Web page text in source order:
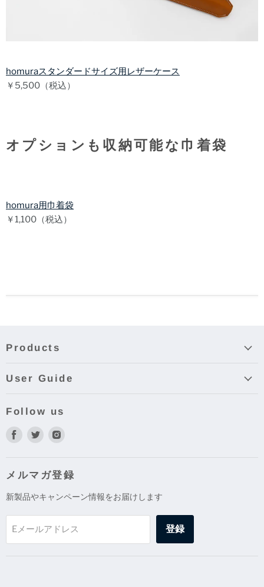
homuraスタンダードサイズ用レザーケース
￥5,500（税込）
オプションも収納可能な巾着袋
homura用巾着袋
￥1,100（税込）
Products
User Guide
Follow us
Facebook
つ
て
Twitter
つ
て
さ
つ
て
さ
メルマガ登録
新製品やキャンペーン情報をお届けします
Eメールアドレス 登録